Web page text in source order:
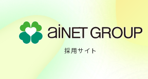
採用サイト